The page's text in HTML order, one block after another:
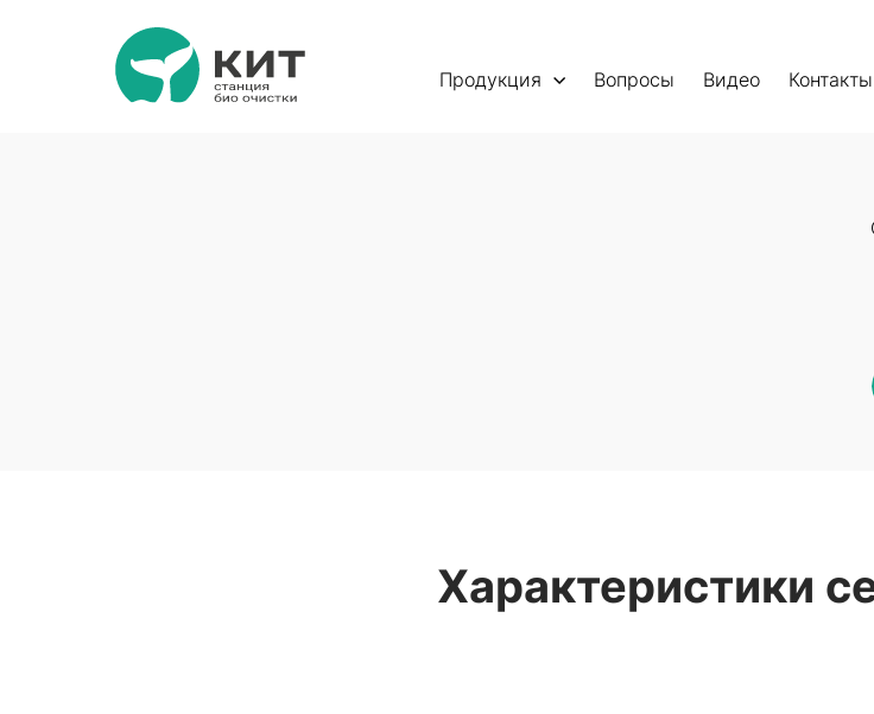
Продукция Вопросы Видео Контакты
Характеристики